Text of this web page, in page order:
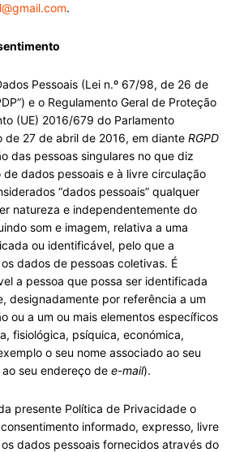
.
Pessoais (Lei n.º 67/98, de 26 de
e o Regulamento Geral de Proteção
(UE) 2016/679 do Parlamento
de 27 de abril de 2016, em diante RGPD
das pessoas singulares no que diz
dados pessoais e à livre circulação
“dados pessoais” qualquer
natureza e independentemente do
som e imagem, relativa a uma
ou identificável, pelo que a
dados de pessoas coletivas. É
a pessoa que possa ser identificada
designadamente por referência a um
ou a um ou mais elementos específicos
fisiológica, psíquica, económica,
o seu nome associado ao seu
seu endereço de e-mail).
presente Política de Privacidade o
informado, expresso, livre
dados pessoais fornecidos através do